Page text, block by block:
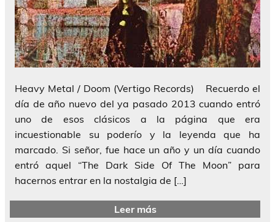
Heavy Metal / Doom (Vertigo Records) Recuerdo el
día de año nuevo del ya pasado 2013 cuando entró
uno de esos clásicos a la página que era
incuestionable su poderío y la leyenda que ha
marcado. Si señor, fue hace un año y un día cuando
entró aquel “The Dark Side Of The Moon” para
hacernos entrar en la nostalgia de […]
Leer más